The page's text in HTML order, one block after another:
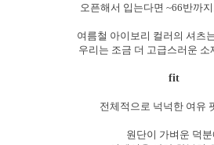
오픈해서 입는다면 ~66반까
여름철 아이보리 컬러의 셔츠
우리는 조금 더 고급스러운 소
fit
전체적으로 넉넉한 여유
원단이 가벼운 덕분